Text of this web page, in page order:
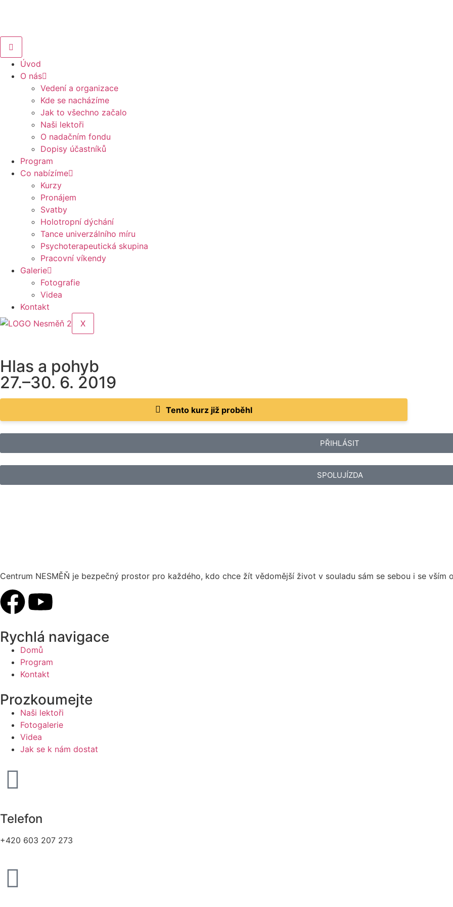
Úvod
O nás
Vedení a organizace
Kde se nacházíme
Jak to všechno začalo
Naši lektoři
O nadačním fondu
Dopisy účastníků
Program
Co nabízíme
Kurzy
Pronájem
Svatby
Holotropní dýchání
Tance univerzálního míru
Psychoterapeutická skupina
Pracovní víkendy
Galerie
Fotografie
Videa
Kontakt
X
Hlas a pohyb
27.–30. 6. 2019
Tento kurz již proběhl
PŘIHLÁSIT
SPOLUJÍZDA
Centrum NESMĚŇ je bezpečný prostor pro každého, kdo chce žít vědomější život v souladu sám se sebou i se vším
Rychlá navigace
Domů
Program
Kontakt
Prozkoumejte
Naši lektoři
Fotogalerie
Videa
Jak se k nám dostat
Telefon
+420 603 207 273